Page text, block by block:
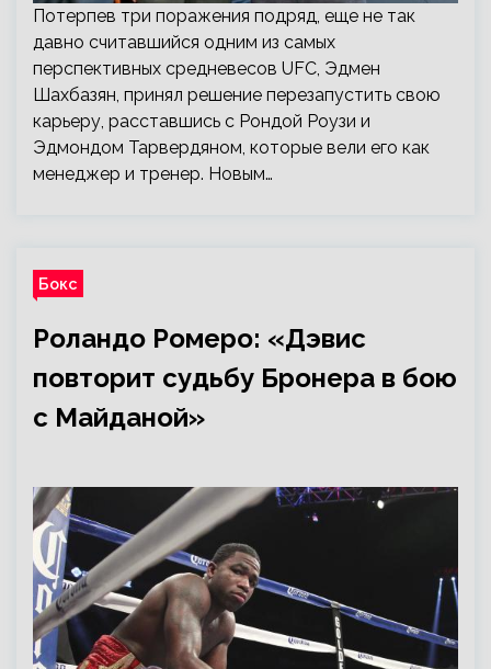
Потерпев три поражения подряд, еще не так
давно считавшийся одним из самых
перспективных средневесов UFC, Эдмен
Шахбазян, принял решение перезапустить свою
карьеру, расставшись с Рондой Роузи и
Эдмондом Тарвердяном, которые вели его как
менеджер и тренер. Новым…
Бокс
Роландо Ромеро: «Дэвис
повторит судьбу Бронера в бою
с Майданой»